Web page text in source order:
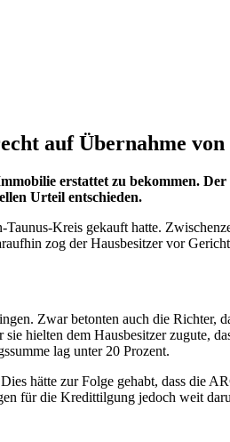
auf Übernahme
erstattet zu bekommen.
Urteil entschieden.
Kreis gekauft hatte.
zog der Hausbesitzer vor
Zwar betonten auch die Richter,
hielten dem Hausbesitzer zugute,
lag unter 20 Prozent.
hätte zur Folge gehabt, dass die
für die Kredittilgung jedoch weit